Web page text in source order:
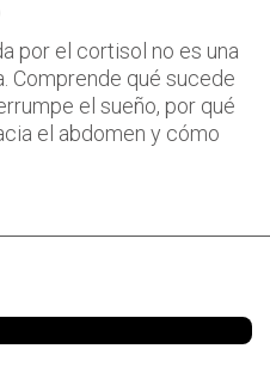
por el cortisol no es una
Comprende qué sucede
el sueño, por qué
el abdomen y cómo